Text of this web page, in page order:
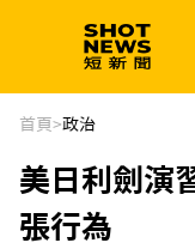
生技 政治
新南向 體育
首頁>政治
美日利劍演
張行為